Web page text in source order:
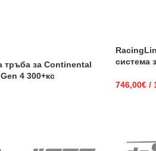
за Continental
4 300+кс
система
746,00€ /